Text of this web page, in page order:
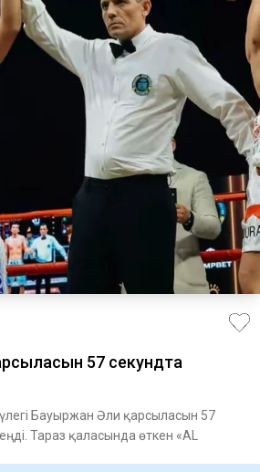
57 секундта
Бауыржан Әли қарсыласын 57
Тараз қаласында өткен «AL